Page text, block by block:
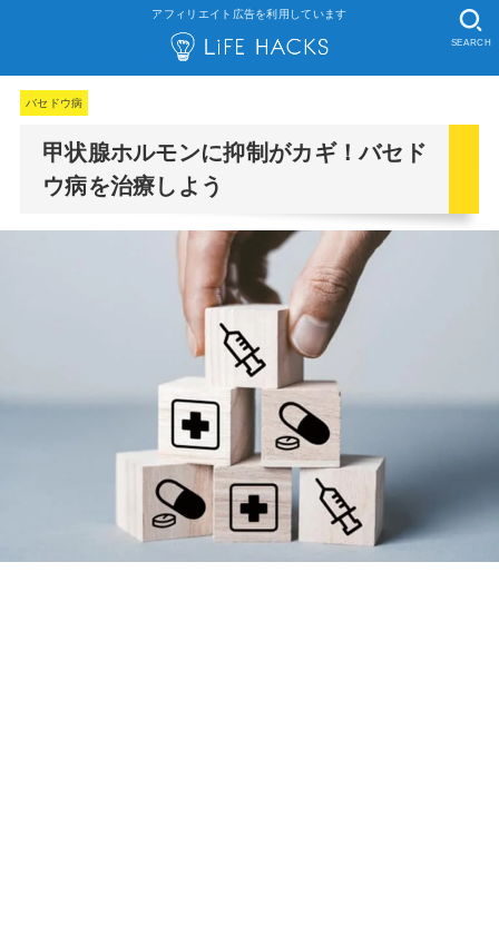
アフィリエイト広告を利用しています
SEARCH
バセドウ病
甲状腺ホルモンに抑制がカギ！バセド
ウ病を治療しよう